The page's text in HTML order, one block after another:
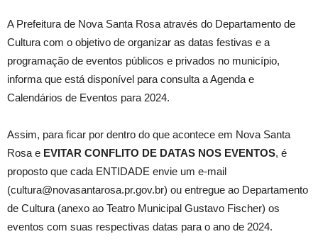
A Prefeitura de Nova Santa Rosa através do Departamento de
Cultura com o objetivo de organizar as datas festivas e a
programação de eventos públicos e privados no município,
informa que está disponível para consulta a Agenda e
Calendários de Eventos para 2024.
Assim, para ficar por dentro do que acontece em Nova Santa
Rosa e EVITAR CONFLITO DE DATAS NOS EVENTOS, é
proposto que cada ENTIDADE envie um e-mail
(cultura@novasantarosa.pr.gov.br) ou entregue ao Departamento
de Cultura (anexo ao Teatro Municipal Gustavo Fischer) os
eventos com suas respectivas datas para o ano de 2024.